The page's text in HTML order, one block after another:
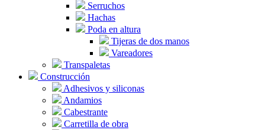
Serruchos
Hachas
Poda en altura
Tijeras de dos manos
Vareadores
Transpaletas
Construcción
Adhesivos y siliconas
Andamios
Cabestrante
Carretilla de obra